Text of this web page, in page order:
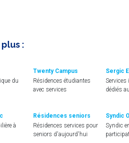
:
du
Twenty Campus
Résidences étudiantes
avec services
Sergic
dédiés
à
Résidences seniors
Résidences services pour
seniors d'aujourd'hui
Syndic
Syndic